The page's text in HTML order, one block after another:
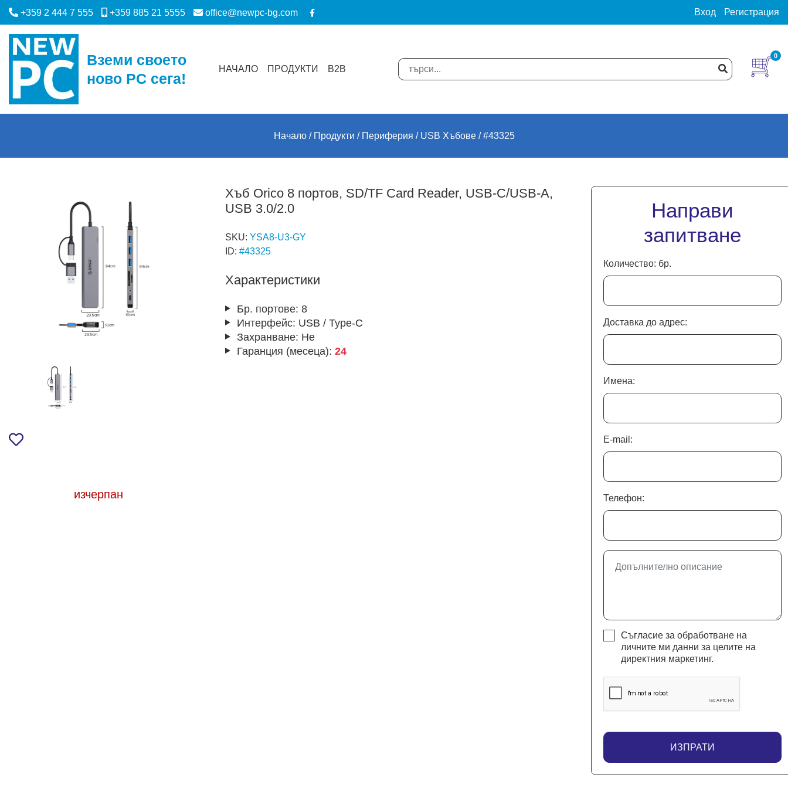
+359 2 444 7 555 +359 885 21 5555 office@newpc-bg.com Вход Регистрация
Вземи своето
ново PC сега!
НАЧАЛО ПРОДУКТИ B2B
0
Начало Продукти Периферия USB Хъбове #43325
изчерпан
Хъб Orico 8 портов, SD/TF Card Reader, USB-C/USB-A,
USB 3.0/2.0
SKU: YSA8-U3-GY
ID: #43325
Характеристики
Бр. портове: 8
Интерфейс: USB / Type-C
Захранване: Не
Гаранция (месеца): 24
Направи
запитване
Количество: бр.
Доставка до адрес:
Имена:
E-mail:
Телефон:
Съгласие за обработване на
личните ми данни за целите на
директния маркетинг.
ИЗПРАТИ